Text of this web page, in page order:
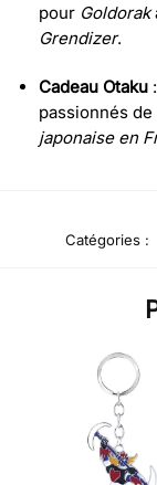
pour Goldorak
Grendizer.
Cadeau Otaku
passionnés de
japonaise en
Catégories :